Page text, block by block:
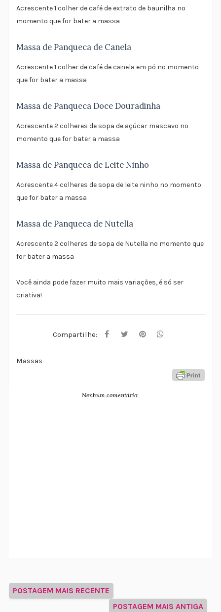
Acrescente 1 colher de café de extrato de baunilha no
momento que for bater a massa
Massa de Panqueca de Canela
Acrescente 1 colher de café de canela em pó no momento
que for bater a massa
Massa de Panqueca Doce Douradinha
Acrescente 2 colheres de sopa de açúcar mascavo no
momento que for bater a massa
Massa de Panqueca de Leite Ninho
Acrescente 4 colheres de sopa de leite ninho no momento
que for bater a massa
Massa de Panqueca de Nutella
Acrescente 2 colheres de sopa de Nutella no momento que
for bater a massa
Você ainda pode fazer muito mais variações, é só ser
criativa!
Compartilhe:
Massas
Nenhum comentário:
POSTAGEM MAIS RECENTE
POSTAGEM MAIS ANTIGA